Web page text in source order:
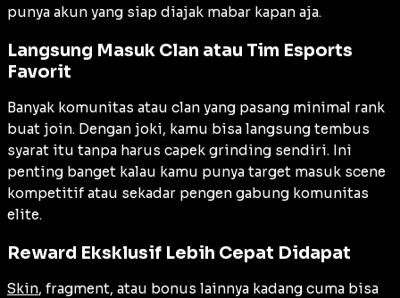
punya akun yang siap diajak mabar kapan aja.
Langsung Masuk Clan atau Tim Esports
Favorit
Banyak komunitas atau clan yang pasang minimal rank
buat join. Dengan joki, kamu bisa langsung tembus
syarat itu tanpa harus capek grinding sendiri. Ini
penting banget kalau kamu punya target masuk scene
kompetitif atau sekadar pengen gabung komunitas
elite.
Reward Eksklusif Lebih Cepat Didapat
Skin, fragment, atau bonus lainnya kadang cuma bisa